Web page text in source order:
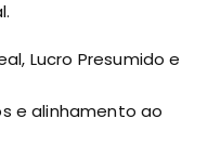
Lucro Presumido e
e alinhamento ao